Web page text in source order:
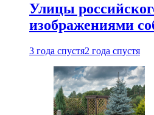
Улицы
изображениями
3 года спустя2 года спустя